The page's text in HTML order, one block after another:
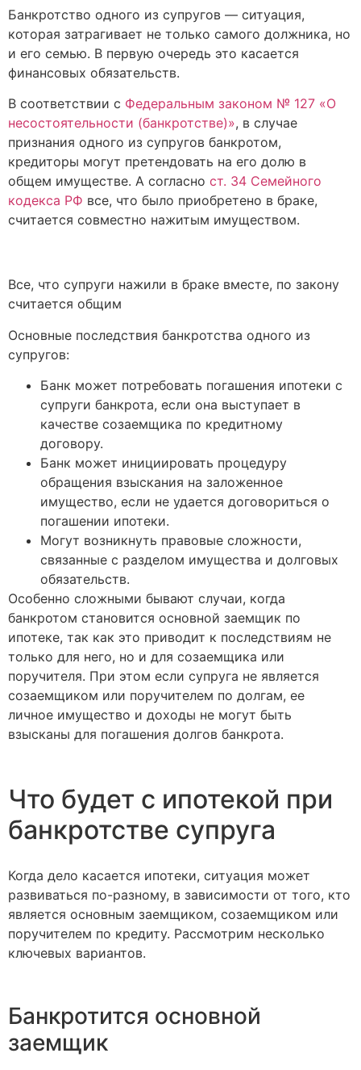
Банкротство одного из супругов — ситуация,
которая затрагивает не только самого должника, но
и его семью. В первую очередь это касается
финансовых обязательств.
В соответствии с Федеральным законом № 127 «О
несостоятельности (банкротстве)», в случае
признания одного из супругов банкротом,
кредиторы могут претендовать на его долю в
общем имуществе. А согласно ст. 34 Семейного
кодекса РФ все, что было приобретено в браке,
считается совместно нажитым имуществом.
Все, что супруги нажили в браке вместе, по закону
считается общим
Основные последствия банкротства одного из
супругов:
Банк может потребовать погашения ипотеки с
супруги банкрота, если она выступает в
качестве созаемщика по кредитному
договору.
Банк может инициировать процедуру
обращения взыскания на заложенное
имущество, если не удается договориться о
погашении ипотеки.
Могут возникнуть правовые сложности,
связанные с разделом имущества и долговых
обязательств.
Особенно сложными бывают случаи, когда
банкротом становится основной заемщик по
ипотеке, так как это приводит к последствиям не
только для него, но и для созаемщика или
поручителя. При этом если супруга не является
созаемщиком или поручителем по долгам, ее
личное имущество и доходы не могут быть
взысканы для погашения долгов банкрота.
Что будет с ипотекой при
банкротстве супруга
Когда дело касается ипотеки, ситуация может
развиваться по-разному, в зависимости от того, кто
является основным заемщиком, созаемщиком или
поручителем по кредиту. Рассмотрим несколько
ключевых вариантов.
Банкротится основной
заемщик